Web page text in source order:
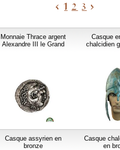
< 1 2 3 >
Monnaie Thrace argent
Alexandre III le Grand
Casque
chalcidien
Casque assyrien en
bronze
Casque
en